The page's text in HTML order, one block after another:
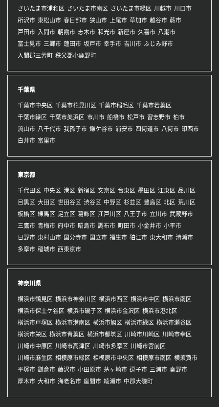
さいたま市浦和区
さいたま市南区 さいたま市緑区 川越市 川口市
所沢市 東松山市 春日部市 狭山市 上尾市 草加市 越谷市 蕨市
戸田市 入間市 朝霞市 志木市 和光市 新座市 久喜市 八潮市
富士見市 三郷市 蓮田市 坂戸市 幸手市 吉川市 ふじみ野市
入間郡三芳町 秩父郡小鹿野町
千葉県
千葉市中央区 千葉市花見川区 千葉市稲毛区 千葉市若葉区
千葉市緑区 千葉市美浜区 市川市 船橋市 松戸市 習志野市 柏市
流山市 八千代市 我孫子市 鎌ケ谷市 浦安市 四街道市 八街市 印西市
白井市 富里市
東京都
千代田区 中央区 港区 新宿区 文京区 台東区 墨田区 江東区 品川区
目黒区 大田区 世田谷区 渋谷区 中野区 杉並区 豊島区 北区 荒川区
板橋区 練馬区 足立区 葛飾区 江戸川区 八王子市 立川市 武蔵野市
三鷹市 青梅市 府中市 昭島市 調布市 町田市 小金井市 小平市
日野市 東村山市 国分寺市 国立市 福生市 狛江市 東大和市 清瀬市
多摩市 稲城市 西東京市
神奈川県
横浜市鶴見区 横浜市神奈川区 横浜市西区 横浜市中区 横浜市南区
横浜市保土ケ谷区 横浜市磯子区 横浜市金沢区 横浜市港北区
横浜市戸塚区 横浜市港南区 横浜市旭区 横浜市緑区 横浜市瀬谷区
横浜市栄区 横浜市青葉区 横浜市都筑区 川崎市川崎区 川崎市幸区
川崎市中原区 川崎市高津区 川崎市多摩区 川崎市宮前区
川崎市麻生区 相模原市緑区 相模原市中央区 相模原市南区 横須賀市
平塚市 鎌倉市 藤沢市 小田原市 茅ヶ崎市 逗子市 三浦市 秦野市
厚木市 大和市 海老名市 座間市 綾瀬市 中郡大磯町